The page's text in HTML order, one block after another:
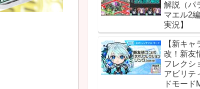
解説（パ
マエル2
実況】
【新キャ
改！新友
フレクシ
アビリテ
ドモー